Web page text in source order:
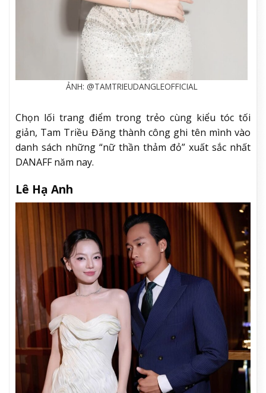
ẢNH: @TAMTRIEUDANGLEOFFICIAL
Chọn lối trang điểm trong trẻo cùng kiểu tóc tối
giản, Tam Triều Đăng thành công ghi tên mình vào
danh sách những “nữ thần thảm đỏ” xuất sắc nhất
DANAFF năm nay.
Lê Hạ Anh